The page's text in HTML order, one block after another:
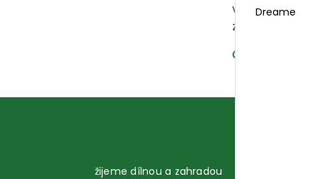
v jednom
zařízení
Číst dál →
Dreame
žijeme dílnou a zahradou